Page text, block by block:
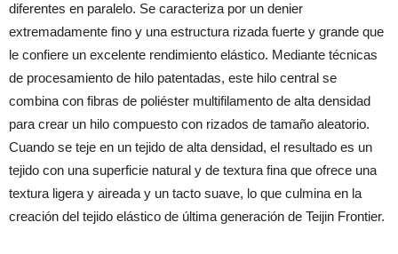
diferentes en paralelo. Se caracteriza por un denier
extremadamente fino y una estructura rizada fuerte y grande que
le confiere un excelente rendimiento elástico. Mediante técnicas
de procesamiento de hilo patentadas, este hilo central se
combina con fibras de poliéster multifilamento de alta densidad
para crear un hilo compuesto con rizados de tamaño aleatorio.
Cuando se teje en un tejido de alta densidad, el resultado es un
tejido con una superficie natural y de textura fina que ofrece una
textura ligera y aireada y un tacto suave, lo que culmina en la
creación del tejido elástico de última generación de Teijin Frontier.